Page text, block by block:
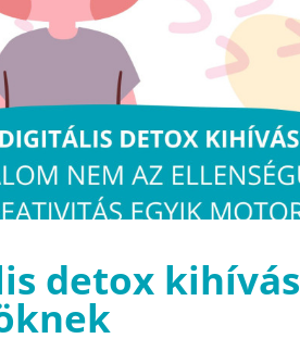
detox kihívás